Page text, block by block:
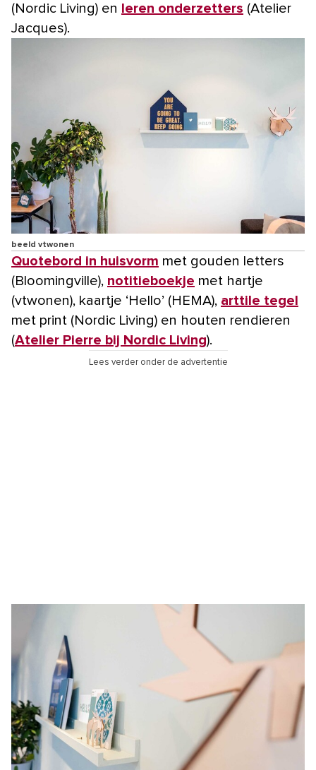
(Nordic Living) en leren onderzetters (Atelier
Jacques).
beeld vtwonen
Quotebord in huisvorm met gouden letters
(Bloomingville), notitieboekje met hartje
(vtwonen), kaartje ‘Hello’ (HEMA), arttile tegel
met print (Nordic Living) en houten rendieren
(Atelier Pierre bij Nordic Living).
Lees verder onder de advertentie